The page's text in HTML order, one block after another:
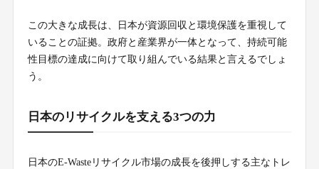
この大きな成長は、日本が資源回収と環境保護を重視して
いることの証拠。政府と産業界が一体となって、持続可能
性目標の達成に向けて取り組んでいる結果と言えるでしょ
う。
日本のリサイクルを支える3つの力
日本のE-Wasteリサイクル市場の成長を後押しする主なトレ